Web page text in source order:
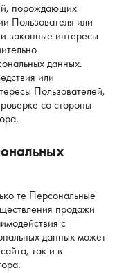
порождающих
Пользователя или
законные интересы
данных.
или
Пользователей,
со стороны
те Персональные
продажи
с
данных может
так и в